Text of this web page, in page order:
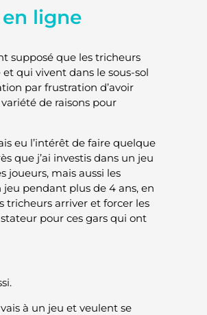
ligne
supposé que les tricheurs
qui vivent dans le sous-sol
par frustration d’avoir
de raisons pour
eu l’intérêt de faire quelque
que j’ai investis dans un jeu
joueurs, mais aussi les
pendant plus de 4 ans, en
tricheurs arriver et forcer les
pour ces gars qui ont
à un jeu et veulent se